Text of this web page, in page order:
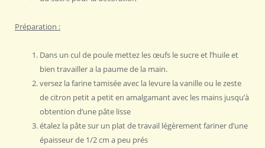
Préparation :
Dans un cul de poule mettez les œufs le sucre et l’huile et
bien travailler a la paume de la main.
versez la farine tamisée avec la levure la vanille ou le zeste
de citron petit a petit en amalgamant avec les mains jusqu’à
obtention d’une pâte lisse
étalez la pâte sur un plat de travail légèrement fariner d’une
épaisseur de 1/2 cm a peu prés